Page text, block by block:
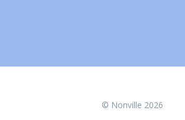
© Nonville 2026